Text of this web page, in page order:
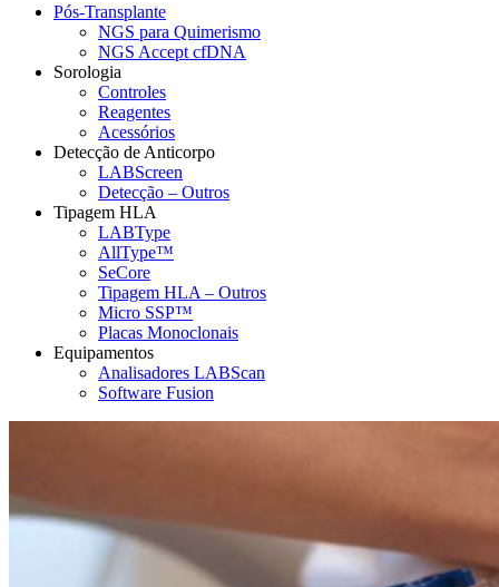
Pós-Transplante
NGS para Quimerismo
NGS Accept cfDNA
Sorologia
Controles
Reagentes
Acessórios
Detecção de Anticorpo
LABScreen
Detecção – Outros
Tipagem HLA
LABType
AllType™
SeCore
Tipagem HLA – Outros
Micro SSP™
Placas Monoclonais
Equipamentos
Analisadores LABScan
Software Fusion